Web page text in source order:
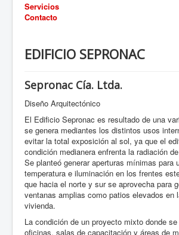
Servicios
Contacto
EDIFICIO SEPRONAC
Sepronac Cía. Ltda.
Diseño Arquitectónico
El Edificio Sepronac es resultado de una
se genera mediantes los distintos usos
evitar la total exposición al sol, ya que el
condición medianera enfrenta la radiación
Se planteó generar aperturas mínimas para
temperatura e iluminación en los frentes
que hacia el norte y sur se aprovecha para
ventanas amplias como patios elevados en
vivienda.
La condición de un proyecto mixto donde
oficinas, salas de capacitación y áreas de